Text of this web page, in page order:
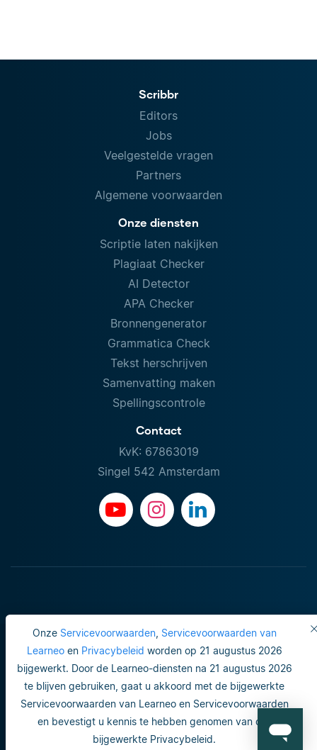
Onze Servicevoorwaarden, Servicevoorwaarden van
Learneoen Privacybeleid worden op 21 augustus 2026
bijgewerkt. Door de Learneo-diensten na 21 augustus 2026
te blijven gebruiken, gaat u akkoord met de bijgewerkte
Servicevoorwaarden van Learneo en Servicevoorwaarden
en bevestigt u kennis te hebben genomen van ons
bijgewerkte Privacybeleid.
Scribbr
Editors
Jobs
Veelgestelde vragen
Partners
Algemene voorwaarden
Onze diensten
Scriptie laten nakijken
Plagiaat Checker
AI Detector
APA Checker
Bronnengenerator
Grammatica Check
Tekst herschrijven
Samenvatting maken
Spellingscontrole
Contact
KvK: 67863019
Singel 542 Amsterdam
Gebruiksvoorwaarden
Do not sell or share my personal info
Veiligheid en privacy